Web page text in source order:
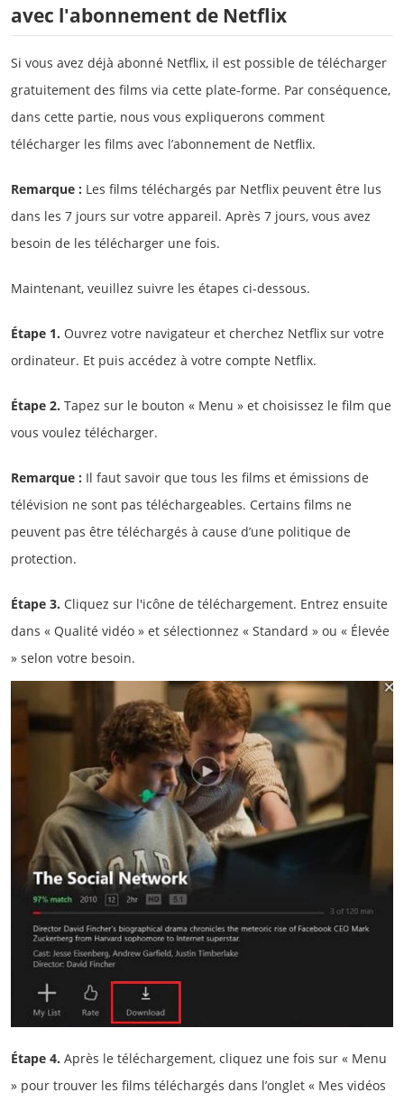
avec l'abonnement de Netflix
Si vous avez déjà abonné Netflix, il est possible de télécharger
gratuitement des films via cette plate-forme. Par conséquence,
dans cette partie, nous vous expliquerons comment
télécharger les films avec l’abonnement de Netflix.
Remarque : Les films téléchargés par Netflix peuvent être lus
dans les 7 jours sur votre appareil. Après 7 jours, vous avez
besoin de les télécharger une fois.
Maintenant, veuillez suivre les étapes ci-dessous.
Étape 1. Ouvrez votre navigateur et cherchez Netflix sur votre
ordinateur. Et puis accédez à votre compte Netflix.
Étape 2. Tapez sur le bouton « Menu » et choisissez le film que
vous voulez télécharger.
Remarque : Il faut savoir que tous les films et émissions de
télévision ne sont pas téléchargeables. Certains films ne
peuvent pas être téléchargés à cause d’une politique de
protection.
Étape 3. Cliquez sur l'icône de téléchargement. Entrez ensuite
dans « Qualité vidéo » et sélectionnez « Standard » ou « Élevée
» selon votre besoin.
Étape 4. Après le téléchargement, cliquez une fois sur « Menu
» pour trouver les films téléchargés dans l’onglet « Mes vidéos